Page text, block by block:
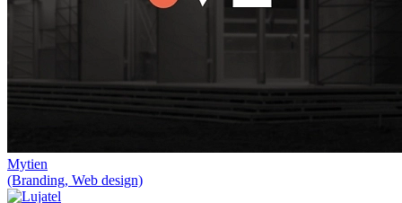
Mytien
(Branding, Web design)